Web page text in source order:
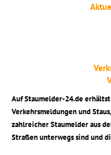
Auf Staumelder-24.de
Verkehrsmeldungen und
zahlreicher Staumelder aus
Straßen unterwegs sind und